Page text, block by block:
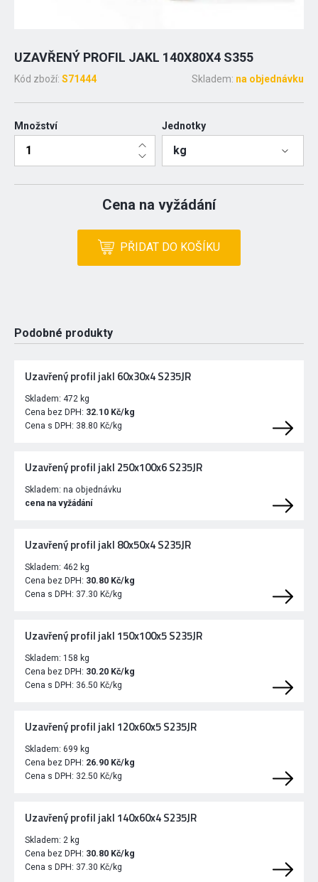
UZAVŘENÝ PROFIL JAKL 140X80X4 S355
Kód zboží: S71444 Skladem: na objednávku
Množství Jednotky
kg
Cena na vyžádání
PŘIDAT DO KOŠÍKU
Podobné produkty
Uzavřený profil jakl 60x30x4 S235JR
Skladem: 472 kg
Cena bez DPH: 32.10 Kč/kg
Cena s DPH: 38.80 Kč/kg
Uzavřený profil jakl 250x100x6 S235JR
Skladem: na objednávku
cena na vyžádání
Uzavřený profil jakl 80x50x4 S235JR
Skladem: 462 kg
Cena bez DPH: 30.80 Kč/kg
Cena s DPH: 37.30 Kč/kg
Uzavřený profil jakl 150x100x5 S235JR
Skladem: 158 kg
Cena bez DPH: 30.20 Kč/kg
Cena s DPH: 36.50 Kč/kg
Uzavřený profil jakl 120x60x5 S235JR
Skladem: 699 kg
Cena bez DPH: 26.90 Kč/kg
Cena s DPH: 32.50 Kč/kg
Uzavřený profil jakl 140x60x4 S235JR
Skladem: 2 kg
Cena bez DPH: 30.80 Kč/kg
Cena s DPH: 37.30 Kč/kg